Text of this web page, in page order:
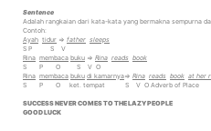
Sentence
Adalah rangkaian dari kata-kata yang bermakna sempurna
Contoh:
Ayah tidur => father sleeps
S P S V
Rina membaca buku => Rina reads book
S P O S V O
Rina membaca buku di kamarnya=> Rina reads book at her
S P O ket. tempat S V O Adverb of Place
SUCCESS NEVER COMES TO THE LAZY PEOPLE
GOOD LUCK